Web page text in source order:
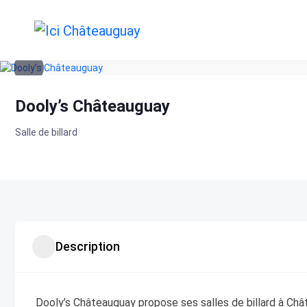
content
Dooly’s Châteauguay
Salle de billard
Description
Dooly’s Châteauguay propose ses salles de billard à